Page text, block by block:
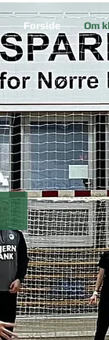
Forside Om